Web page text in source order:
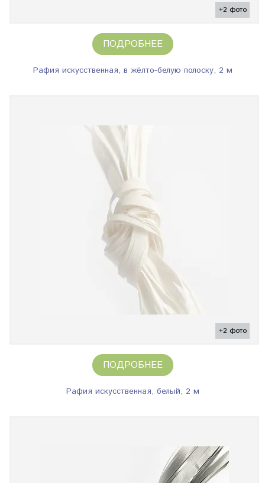
+2 фото
ПОДРОБНЕЕ
Рафия искусственная, в жёлто-белую полоску, 2 м
+2 фото
ПОДРОБНЕЕ
Рафия искусственная, белый, 2 м